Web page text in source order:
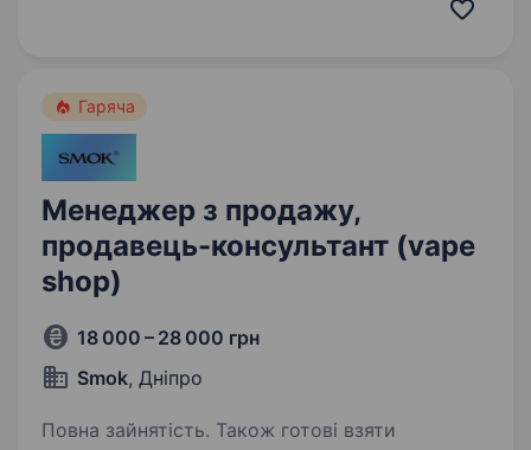
Гаряча
Менеджер з продажу,
продавець-консультант (vape
shop)
18 000 – 28 000 грн
Smok, Дніпро
Повна зайнятість. Також готові взяти